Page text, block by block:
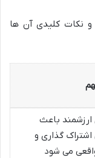
و نکات کلیدی آن ها
ارزشمند باعث
گذاری و
می شود